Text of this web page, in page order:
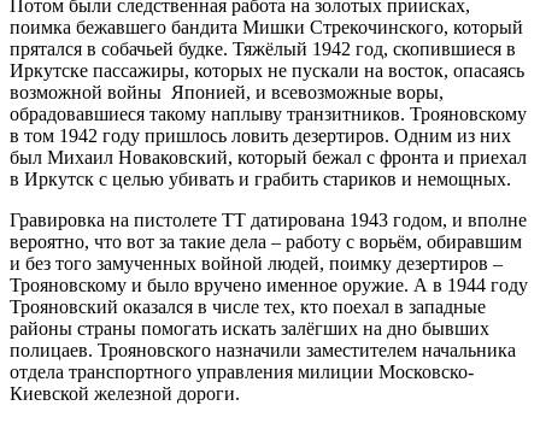
Потом были следственная работа на золотых приисках,
поимка бежавшего бандита Мишки Стрекочинского, который
прятался в собачьей будке. Тяжёлый 1942 год, скопившиеся в
Иркутске пассажиры, которых не пускали на восток, опасаясь
возможной войны Японией, и всевозможные воры,
обрадовавшиеся такому наплыву транзитников. Трояновскому
в том 1942 году пришлось ловить дезертиров. Одним из них
был Михаил Новаковский, который бежал с фронта и приехал
в Иркутск с целью убивать и грабить стариков и немощных.
Гравировка на пистолете ТТ датирована 1943 годом, и вполне
вероятно, что вот за такие дела – работу с ворьём, обиравшим
и без того замученных войной людей, поимку дезертиров –
Трояновскому и было вручено именное оружие. А в 1944 году
Трояновский оказался в числе тех, кто поехал в западные
районы страны помогать искать залёгших на дно бывших
полицаев. Трояновского назначили заместителем начальника
отдела транспорт­ного управления милиции Московско-
Киевской железной дороги.